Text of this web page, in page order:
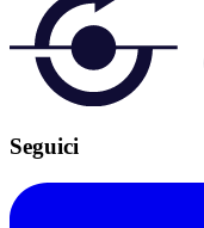
Seguici